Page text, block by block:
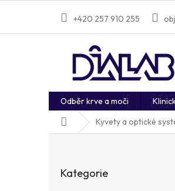
+420 257 910 255
Odběr krve a moči
Domů Kyvety a optické
kategorie
Kategorie